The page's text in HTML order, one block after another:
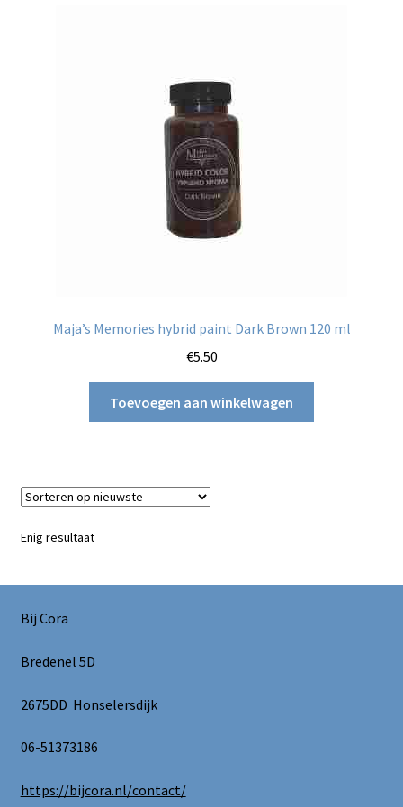
Maja’s Memories hybrid paint Dark Brown 120 ml
€5.50
Toevoegen aan winkelwagen
Enig resultaat
Bij Cora
Bredenel 5D
2675DD Honselersdijk
06-51373186
https://bijcora.nl/contact/